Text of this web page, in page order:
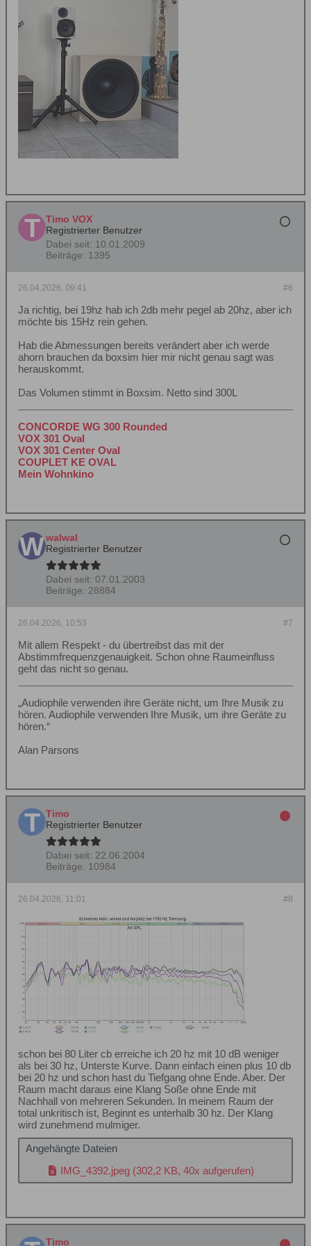
Timo VOX
Registrierter Benutzer
Dabei seit: 10.01.2009
Beiträge: 1395
#6
26.04.2026, 09:41
Ja richtig, bei 19hz hab ich 2db mehr pegel ab 20hz, aber ich
möchte bis 15Hz rein gehen.
Hab die Abmessungen bereits verändert aber ich werde
ahorn brauchen da boxsim hier mir nicht genau sagt was
herauskommt.
Das Volumen stimmt in Boxsim. Netto sind 300L
CONCORDE WG 300 Rounded
VOX 301 Oval
VOX 301 Center Oval
COUPLET KE OVAL
Mein Wohnkino
walwal
Registrierter Benutzer
Dabei seit: 07.01.2003
Beiträge: 28884
#7
26.04.2026, 10:53
Mit allem Respekt - du übertreibst das mit der
Abstimmfrequenzgenauigkeit. Schon ohne Raumeinfluss
geht das nicht so genau.
„Audiophile verwenden ihre Geräte nicht, um Ihre Musik zu
hören. Audiophile verwenden Ihre Musik, um ihre Geräte zu
hören.“
Alan Parsons
Timo
Registrierter Benutzer
Dabei seit: 22.06.2004
Beiträge: 10984
#8
26.04.2026, 11:01
schon bei 80 Liter cb erreiche ich 20 hz mit 10 dB weniger
als bei 30 hz, Unterste Kurve. Dann einfach einen plus 10 db
bei 20 hz und schon hast du Tiefgang ohne Ende. Aber. Der
Raum macht daraus eine Klang Soße ohne Ende mit
Nachhall von mehreren Sekunden. In meinem Raum der
total unkritisch ist, Beginnt es unterhalb 30 hz. Der Klang
wird zunehmend mulmiger.
Angehängte Dateien
IMG_4392.jpeg (302,2 KB, 40x aufgerufen)
Timo